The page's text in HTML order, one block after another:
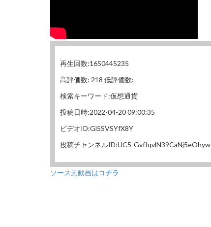
再生回数:1650445235
高評価数: 218 低評価数:
検索キーワード:仮想通貨
投稿日時:2022-04-20 09:00:35
ビデオID:Gl5SVSYfX8Y
投稿チャンネルID:UC5-GvfIqvlN39CaNj5eOhyw
ソース元動画はコチラ